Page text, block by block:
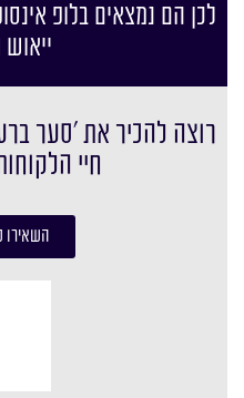
לכן הם נמצאים בלופ
רוצה להכיר את ׳סער
חיי
השאירו